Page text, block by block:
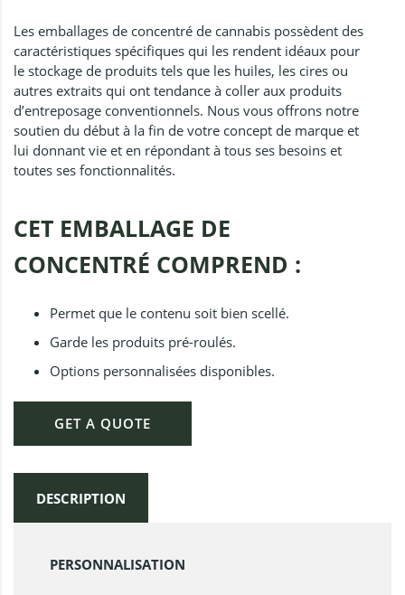
Les emballages de concentré de cannabis possèdent des
caractéristiques spécifiques qui les rendent idéaux pour
le stockage de produits tels que les huiles, les cires ou
autres extraits qui ont tendance à coller aux produits
d’entreposage conventionnels. Nous vous offrons notre
soutien du début à la fin de votre concept de marque et
lui donnant vie et en répondant à tous ses besoins et
toutes ses fonctionnalités.
CET EMBALLAGE DE
CONCENTRÉ COMPREND :
Permet que le contenu soit bien scellé.
Garde les produits pré-roulés.
Options personnalisées disponibles.
GET A QUOTE
DESCRIPTION
PERSONNALISATION